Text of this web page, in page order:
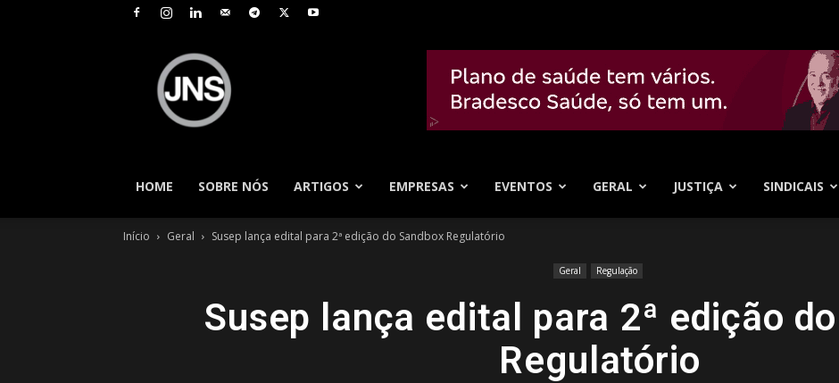
HOME
SOBRE NÓS ARTIGOS EMPRESAS EVENTOS GERAL JUSTIÇA SINDICAIS
Início Geral Susep lança edital para 2ª edição do Sandbox Regulatório
Geral Regulação
Susep lança edital para 2ª edição
Regulatório